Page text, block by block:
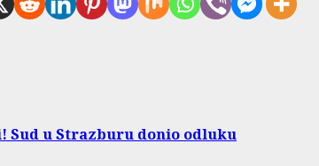
Sud u Strazburu donio odluku